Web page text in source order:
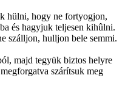
hülni, hogy ne fortyogjon,
és hagyjuk teljesen kihûlni.
szálljon, hulljon bele semmi.
majd tegyük biztos helyre
szárítsuk meg